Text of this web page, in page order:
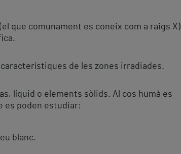
que comunament es coneix com a raigs X)
de les zones irradiades.
líquid o elements sòlids. Al cos humà es
es poden estudiar:
blanc.